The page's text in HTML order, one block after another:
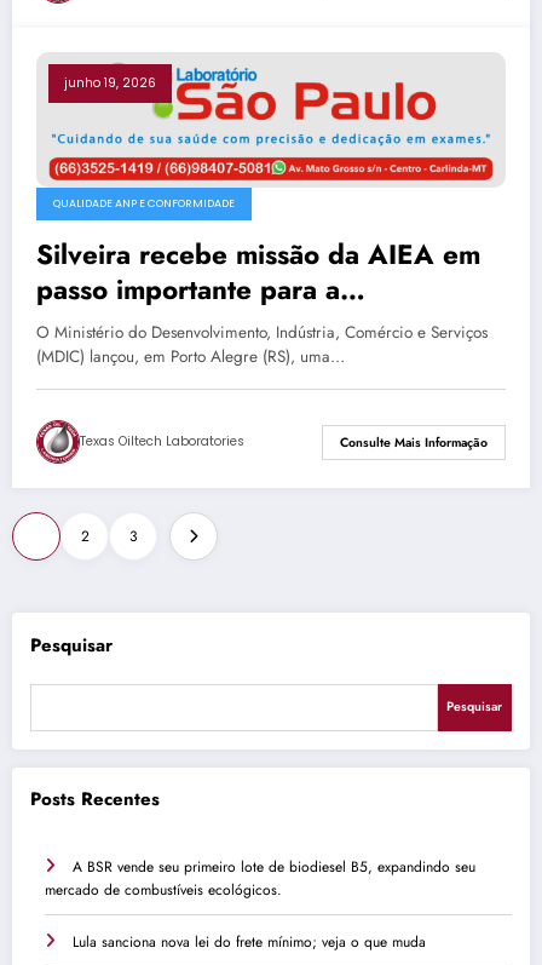
junho 19, 2026
QUALIDADE ANP E CONFORMIDADE
Silveira recebe missão da AIEA em
passo importante para a
reestruturação do setor nuclear
brasileiro
O Ministério do Desenvolvimento, Indústria, Comércio e Serviços
(MDIC) lançou, em Porto Alegre (RS), uma…
Texas Oiltech Laboratories Consulte Mais Informação
Paginação
de
posts
2 3
Pesquisar
Pesquisar
Posts Recentes
A BSR vende seu primeiro lote de biodiesel B5, expandindo seu
mercado de combustíveis ecológicos.
Lula sanciona nova lei do frete mínimo; veja o que muda